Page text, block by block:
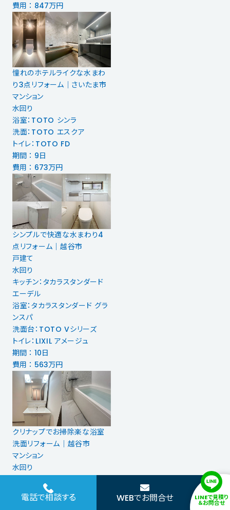
費用 ： 847万円
憧れのホテルライクな水まわ
り3点リフォーム｜さいたま市
マンション
水回り
浴室：TOTO シンラ
洗面：TOTO エスクア
トイレ：TOTO FD
期間 ： 9日
費用 ： 673万円
シンプルで快適な水まわり4
点リフォーム｜越谷市
戸建て
水回り
キッチン：タカラスタンダード
エーデル
浴室：タカラスタンダード グラ
ンスパ
洗面台：TOTO Vシリーズ
トイレ：LIXIL アメージュ
期間 ： 10日
費用 ： 563万円
クリナップでお掃除楽な浴室
洗面リフォーム│越谷市
マンション
水回り
洗面：クリナップ BGA
期間 ： 6日
電話で相談する WEBでお問合せ LINEで見積り
＆お問合せ